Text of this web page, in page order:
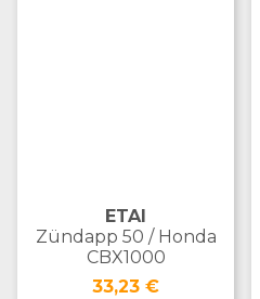
ETAI
Zündapp 50 / Honda
CBX1000
Prix
33,23 €